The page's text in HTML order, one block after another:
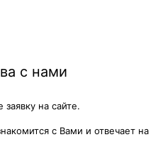
с нами
на сайте.
с Вами и отвечает на